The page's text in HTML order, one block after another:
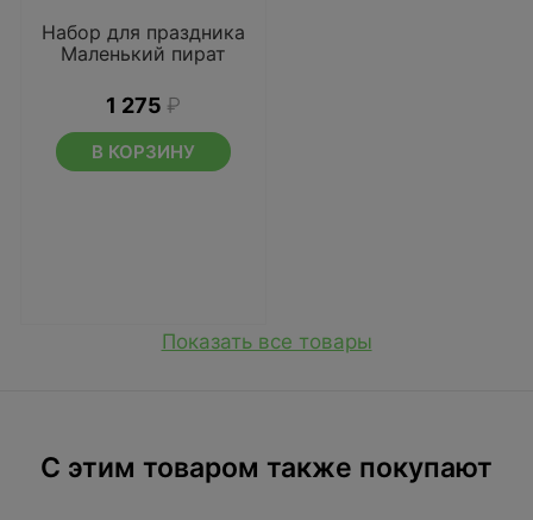
Набор для праздника
Маленький пират
1 275 ₽
В КОРЗИНУ
Показать все товары
C этим товаром также покупают